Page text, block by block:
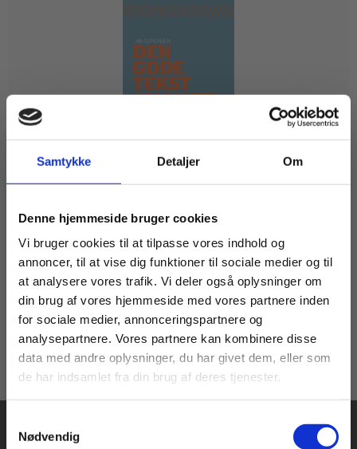
Samtykke Detaljer Om
Denne hjemmeside bruger cookies
Vi bruger cookies til at tilpasse vores indhold og
annoncer, til at vise dig funktioner til sociale medier og til
at analysere vores trafik. Vi deler også oplysninger om
din brug af vores hjemmeside med vores partnere inden
for sociale medier, annonceringspartnere og
analysepartnere. Vores partnere kan kombinere disse
data med andre oplysninger, du har givet dem, eller som
de har indsamlet fra din brug af deres tjenester.
Nødvendig
2 formater
Jan Sørensen
Fra
74,00 KR.
Køb læremidler og find masterclasses mm.
Fortsæt som:
For privatkunder og
studerende. Du får
vist priser inkl.
For institutioner og
virksomheder. Du
får vist priser ekskl.